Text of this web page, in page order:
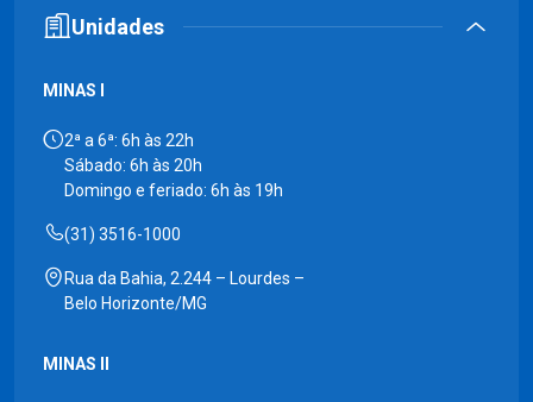
Unidades
MINAS I
2ª a 6ª: 6h às 22h
Sábado: 6h às 20h
Domingo e feriado: 6h às 19h
(31) 3516-1000
Rua da Bahia, 2.244 – Lourdes –
Belo Horizonte/MG
MINAS II